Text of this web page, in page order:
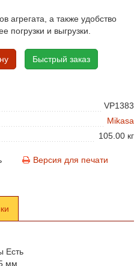
агрегата, а также удобство
погрузки и выгрузки.
Быстрый заказ
VP1383
Mikasa
105.00 кг
Версия для печати
Есть
мм